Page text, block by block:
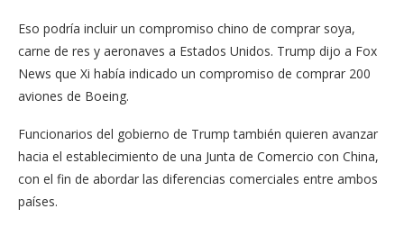
Eso podría incluir un compromiso chino de comprar soya,
carne de res y aeronaves a Estados Unidos. Trump dijo a Fox
News que Xi había indicado un compromiso de comprar 200
aviones de Boeing.
Funcionarios del gobierno de Trump también quieren avanzar
hacia el establecimiento de una Junta de Comercio con China,
con el fin de abordar las diferencias comerciales entre ambos
países.